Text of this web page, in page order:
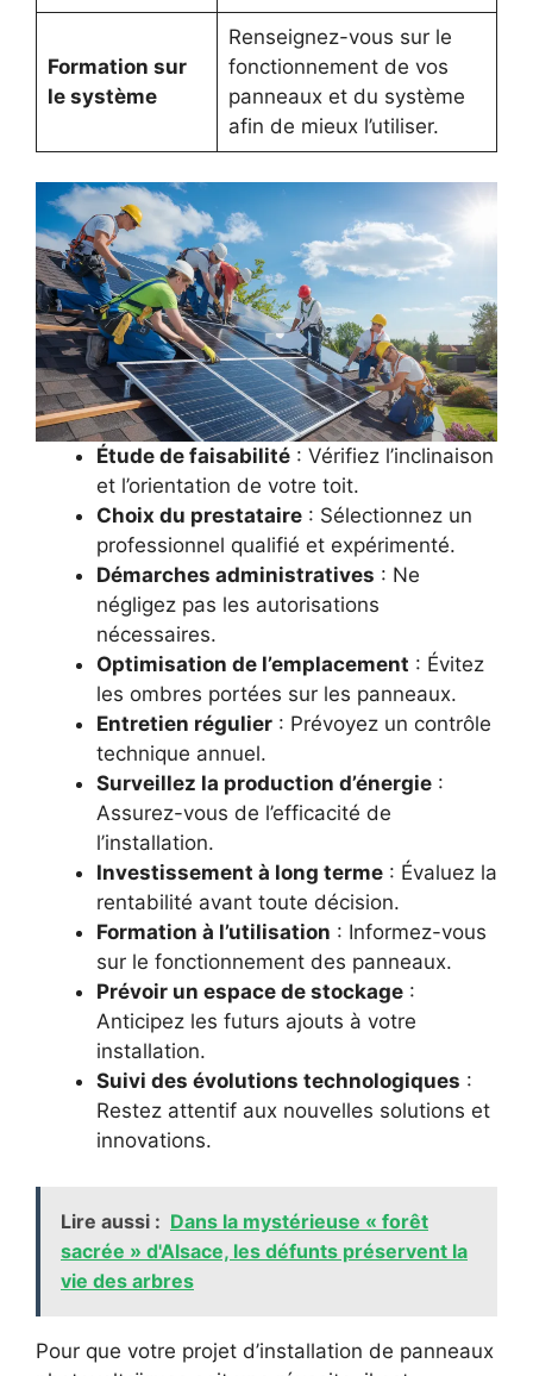
Formation sur
le système
Renseignez-vous sur le
fonctionnement de vos
panneaux et du système
afin de mieux l’utiliser.
Étude de faisabilité : Vérifiez l’inclinaison
et l’orientation de votre toit.
Choix du prestataire : Sélectionnez un
professionnel qualifié et expérimenté.
Démarches administratives : Ne
négligez pas les autorisations
nécessaires.
Optimisation de l’emplacement : Évitez
les ombres portées sur les panneaux.
Entretien régulier : Prévoyez un contrôle
technique annuel.
Surveillez la production d’énergie :
Assurez-vous de l’efficacité de
l’installation.
Investissement à long terme : Évaluez la
rentabilité avant toute décision.
Formation à l’utilisation : Informez-vous
sur le fonctionnement des panneaux.
Prévoir un espace de stockage :
Anticipez les futurs ajouts à votre
installation.
Suivi des évolutions technologiques :
Restez attentif aux nouvelles solutions et
innovations.
Lire aussi : Dans la mystérieuse « forêt
sacrée » d'Alsace, les défunts préservent la
vie des arbres
Pour que votre projet d’installation de panneaux